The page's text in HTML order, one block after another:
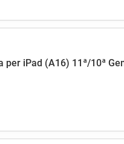
per iPad (A16) 11ª/10ª